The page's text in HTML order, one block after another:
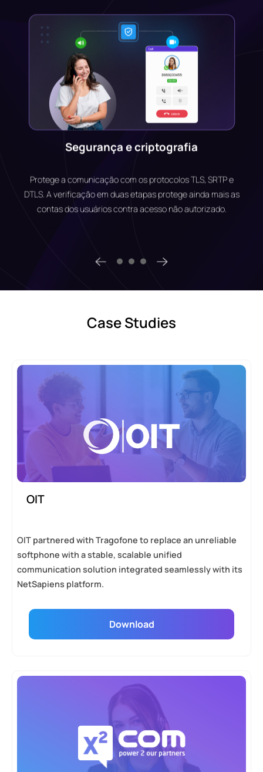
Comunicação tudo em um
Chamadas, mensagens (SMS/MMS), texto, vídeo,
conferências e verificação de disponibilidade em tempo
real facilitam a interação sem precisar alternar entre
aplicativos.
Case Studies
OIT
OIT partnered with Tragofone to replace an unreliable
softphone with a stable, scalable unified
communication solution integrated seamlessly with its
NetSapiens platform.
Download